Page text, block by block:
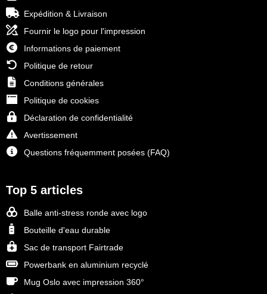
Expédition & Livraison
Fournir le logo pour l'impression
Informations de paiement
Politique de retour
Conditions générales
Politique de cookies
Déclaration de confidentialité
Avertissement
Questions fréquemment posées (FAQ)
Top 5 articles
Balle anti-stress ronde avec logo
Bouteille d'eau durable
Sac de transport Fairtrade
Powerbank en aluminium recyclé
Mug Oslo avec impression 360°